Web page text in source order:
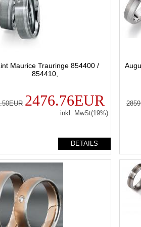
Maurice Trauringe 854400 /
854410,
2476.76EUR
inkl. MwSt(19%)
DETAILS